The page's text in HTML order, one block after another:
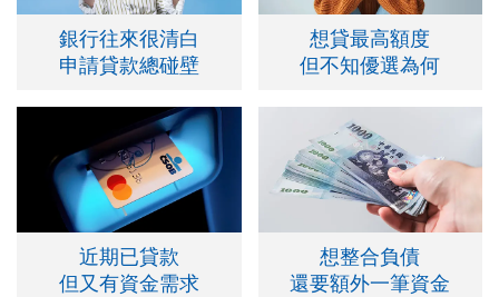
銀行往來很清白
申請貸款總碰壁
想貸最高額度
但不知優選為何
近期已貸款
但又有資金需求
想整合負債
還要額外一筆資金